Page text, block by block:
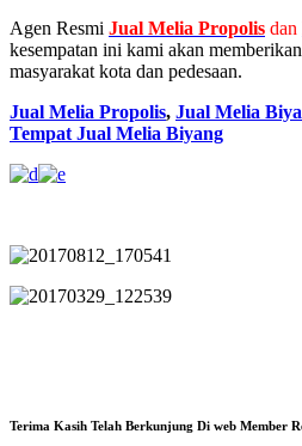
Agen Resmi Jual Melia Propolis dan
kesempatan ini kami akan
masyarakat kota dan pedesaan.
Jual Melia Propolis, Jual Melia
Tempat Jual Melia Biyang
Terima Kasih Telah Berkunjung Di web Member